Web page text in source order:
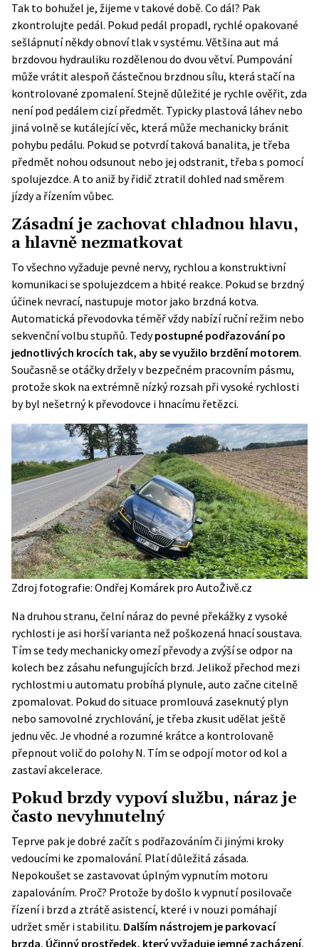
Tak to bohužel je, žijeme v takové době. Co dál? Pak
zkontrolujte pedál. Pokud pedál propadl, rychlé opakované
sešlápnutí někdy obnoví tlak v systému. Většina aut má
brzdovou hydrauliku rozdělenou do dvou větví. Pumpování
může vrátit alespoň částečnou brzdnou sílu, která stačí na
kontrolované zpomalení. Stejně důležité je rychle ověřit, zda
není pod pedálem cizí předmět. Typicky plastová láhev nebo
jiná volně se kutálející věc, která může mechanicky bránit
pohybu pedálu. Pokud se potvrdí taková banalita, je třeba
předmět nohou odsunout nebo jej odstranit, třeba s pomocí
spolujezdce. A to aniž by řidič ztratil dohled nad směrem
jízdy a řízením vůbec.
Zásadní je zachovat chladnou hlavu,
a hlavně nezmatkovat
To všechno vyžaduje pevné nervy, rychlou a konstruktivní
komunikaci se spolujezdcem a hbité reakce. Pokud se brzdný
účinek nevrací, nastupuje motor jako brzdná kotva.
Automatická převodovka téměř vždy nabízí ruční režim nebo
sekvenční volbu stupňů. Tedypostupné podřazování po
jednotlivých krocích tak, aby se využilo brzdění motorem.
Současně se otáčky držely v bezpečném pracovním pásmu,
protože skok na extrémně nízký rozsah při vysoké rychlosti
by byl nešetrný k převodovce i hnacímu řetězci.
Zdroj fotografie: Ondřej Komárek pro AutoŽivě.cz
Na druhou stranu, čelní náraz do pevné překážky z vysoké
rychlosti je asi horší varianta než poškozená hnací soustava.
Tím se tedy mechanicky omezí převody a zvýší se odpor na
kolech bez zásahu nefungujících brzd. Jelikož přechod mezi
rychlostmi u automatu probíhá plynule, auto začne citelně
zpomalovat. Pokud do situace promlouvá zaseknutý plyn
nebo samovolné zrychlování, je třeba zkusit udělat ještě
jednu věc. Je vhodné a rozumné krátce a kontrolovaně
přepnout volič do polohy N. Tím se odpojí motor od kol a
zastaví akcelerace.
Pokud brzdy vypoví službu, náraz je
často nevyhnutelný
Teprve pak je dobré začít s podřazováním či jinými kroky
vedoucími ke zpomalování. Platí důležitá zásada.
Nepokoušet se zastavovat úplným vypnutím motoru
zapalováním. Proč? Protože by došlo k vypnutí posilovače
řízení i brzd a ztrátě asistencí, které i v nouzi pomáhají
udržet směr i stabilitu. Dalším nástrojem je parkovací
brzda. Účinný prostředek, který vyžaduje jemné zacházení.